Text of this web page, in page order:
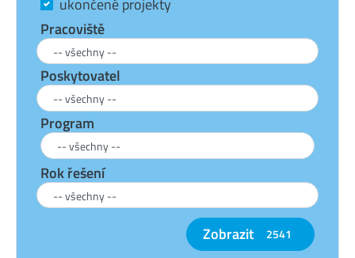
Pracoviště
Poskytovatel
Program
Rok řešení
Zobrazit 2541